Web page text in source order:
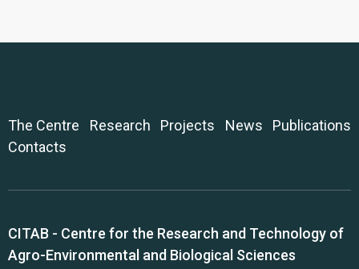
The Centre Research Projects News
Publications
Contacts
CITAB - Centre for the Research and Technology of
Agro-Environmental and Biological Sciences